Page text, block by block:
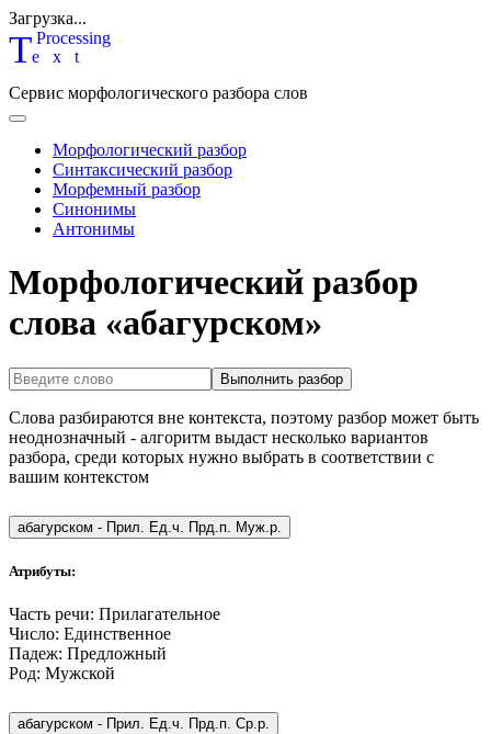
Загрузка...
Text
Processing
Сервис морфологического разбора слов
Морфологический разбор
Синтаксический разбор
Морфемный разбор
Синонимы
Антонимы
Морфологический разбор
слова «абагурском»
Выполнить разбор
Слова разбираются вне контекста, поэтому разбор может быть
неоднозначный - алгоритм выдаст несколько вариантов
разбора, среди которых нужно выбрать в соответствии с
вашим контекстом
абагурском - Прил. Ед.ч. Прд.п. Муж.р.
Атрибуты:
Часть речи: Прилагательное
Число: Единственное
Падеж: Предложный
Род: Мужской
абагурском - Прил. Ед.ч. Прд.п. Ср.р.